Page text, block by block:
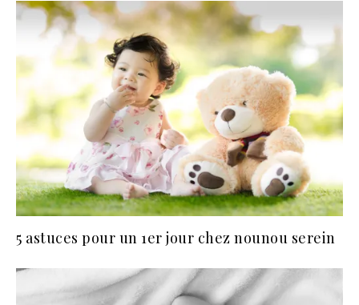
5 astuces pour un 1er jour chez nounou serein